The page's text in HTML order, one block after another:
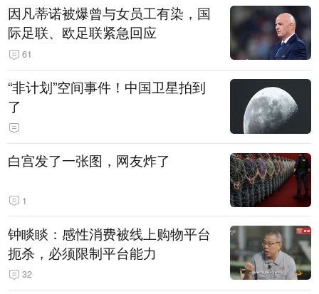
因凡蒂诺被爆曾与女员工有染，国
际足联、欧足联紧急回应
61
“非计划”空间事件！中国卫星拍到
了
白宫发了一张图，网友炸了
1
钟睒睒：感性消费被线上购物平台
扼杀，必须限制平台能力
32